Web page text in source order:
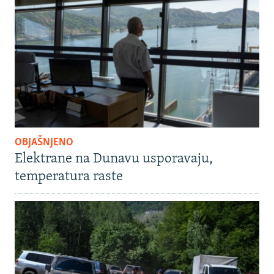
OBJAŠNJENO
Elektrane na Dunavu usporavaju,
temperatura raste